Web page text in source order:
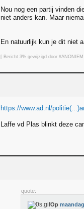
Nou nog een partij vinden
niet anders kan. Maar
En natuurlijk kun je dit niet
[ Bericht 3% gewijzigd door
https://www.ad.nl/
Laffe vd Plas blinkt deze
quote:
Op